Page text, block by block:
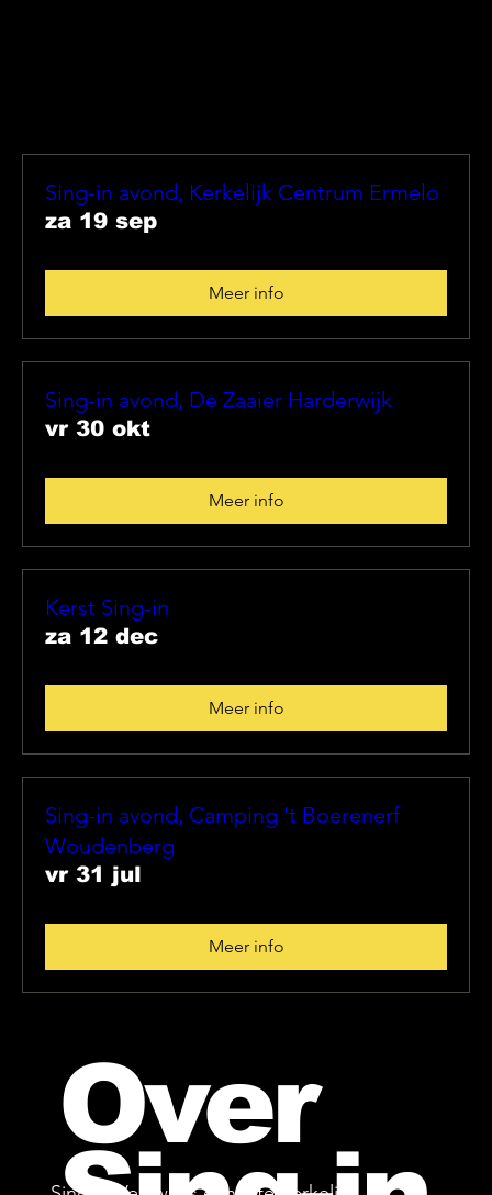
Sing-in avond, Kerkelijk Centrum Ermelo
za 19 sep
Meer info
Sing-in avond, De Zaaier Harderwijk
vr 30 okt
Meer info
Kerst Sing-in
za 12 dec
Meer info
Sing-in avond, Camping 't Boerenerf
Woudenberg
vr 31 jul
Meer info
Over